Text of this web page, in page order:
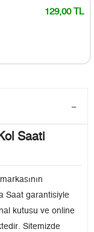
129,00 TL
Saati
Saat garantisiyle
kutusu ve online
Sitemizde